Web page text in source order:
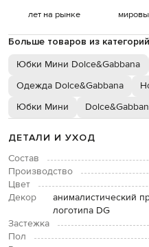
лет на рынке
Больше товаров из категорий
Юбки Мини Dolce&Gabbana
Одежда Dolce&Gabbana
Юбки Мини
ДЕТАЛИ И УХОД
Состав
Производство
Цвет
Декор
анималистический
логотипа DG
Застежка
Пол